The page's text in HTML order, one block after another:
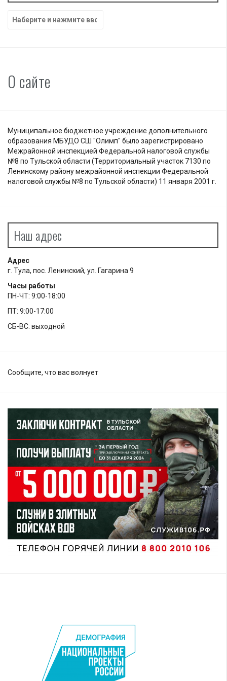
Найти:
О сайте
Муниципальное бюджетное учреждение дополнительного
образования МБУДО СШ "Олимп" было зарегистрировано
Межрайонной инспекцией Федеральной налоговой службы
№8 по Тульской области (Территориальный участок 7130 по
Ленинскому району межрайонной инспекции Федеральной
налоговой службы №8 по Тульской области) 11 января 2001 г.
Наш адрес
Адрес
г. Тула, пос. Ленинский, ул. Гагарина 9
Часы работы
ПН-ЧТ: 9:00-18:00
ПТ: 9:00-17:00
СБ-ВС: выходной
Сообщите, что вас волнует